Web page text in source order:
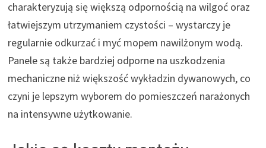
charakteryzują się większą odpornością na wilgoć oraz
łatwiejszym utrzymaniem czystości – wystarczy je
regularnie odkurzać i myć mopem nawilżonym wodą.
Panele są także bardziej odporne na uszkodzenia
mechaniczne niż większość wykładzin dywanowych, co
czyni je lepszym wyborem do pomieszczeń narażonych
na intensywne użytkowanie.